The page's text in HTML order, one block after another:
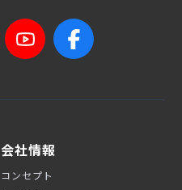
会社情報
コンセプト